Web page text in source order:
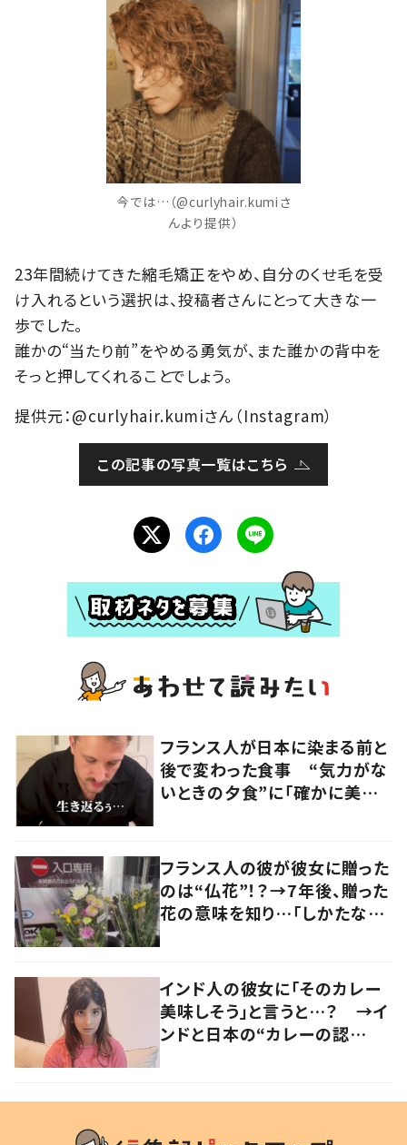
今では…（@curlyhair.kumiさ
んより提供）
23年間続けてきた縮毛矯正をやめ、自分のくせ毛を受
け入れるという選択は、投稿者さんにとって大きな一
歩でした。
誰かの“当たり前”をやめる勇気が、また誰かの背中を
そっと押してくれることでしょう。
提供元：@curlyhair.kumiさん（Instagram）
この記事の写真一覧はこちら
フランス人が日本に染まる前と
後で変わった食事 “気力がな
いときの夕食”に「確かに美味
フランス人の彼が彼女に贈った
のは“仏花”！？→7年後、贈った
花の意味を知り…「しかたな
インド人の彼女に「そのカレー
美味しそう」と言うと…？ →イ
ンドと日本の“カレーの認